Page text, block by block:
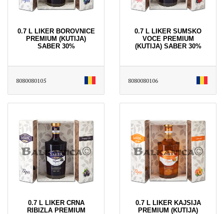
0.7 L LIKER BOROVNICE
PREMIUM (KUTIJA)
SABER 30%
8080080105
0.7 L LIKER SUMSKO
VOCE PREMIUM
(KUTIJA) SABER 30%
8080080106
0.7 L LIKER CRNA
RIBIZLA PREMIUM
0.7 L LIKER KAJSIJA
PREMIUM (KUTIJA)